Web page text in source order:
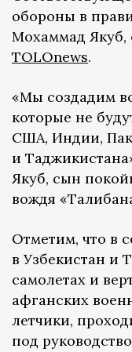
обороны в
Мохаммад Якуб,
TOLOnews.
«Мы создадим
которые не
США, Индии,
и
Якуб, сын
вождя
Отметим, что в
в Узбекистан и
самолетах и
афганских
летчики,
под